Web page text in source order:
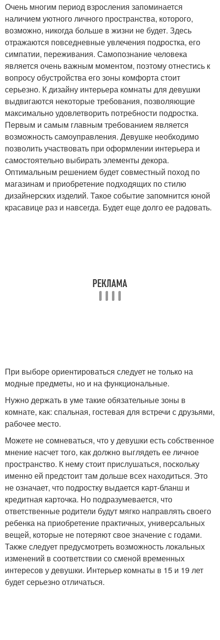
Очень многим период взросления запоминается
наличием уютного личного пространства, которого,
возможно, никогда больше в жизни не будет. Здесь
отражаются повседневные увлечения подростка, его
симпатии, переживания. Самопознание человека
является очень важным моментом, поэтому отнестись к
вопросу обустройства его зоны комфорта стоит
серьезно. К дизайну интерьера комнаты для девушки
выдвигаются некоторые требования, позволяющие
максимально удовлетворить потребности подростка.
Первым и самым главным требованием является
возможность самоуправления. Девушке необходимо
позволить участвовать при оформлении интерьера и
самостоятельно выбирать элементы декора.
Оптимальным решением будет совместный поход по
магазинам и приобретение подходящих по стилю
дизайнерских изделий. Такое событие запомнится юной
красавице раз и навсегда. Будет еще долго ее радовать.
При выборе ориентироваться следует не только на
модные предметы, но и на функциональные.
Нужно держать в уме такие обязательные зоны в
комнате, как: спальная, гостевая для встречи с друзьями,
рабочее место.
Можете не сомневаться, что у девушки есть собственное
мнение насчет того, как должно выглядеть ее личное
пространство. К нему стоит прислушаться, поскольку
именно ей предстоит там дольше всех находиться. Это
не означает, что подростку выдается карт-бланш и
кредитная карточка. Но подразумевается, что
ответственные родители будут мягко направлять своего
ребенка на приобретение практичных, универсальных
вещей, которые не потеряют свое значение с годами.
Также следует предусмотреть возможность локальных
изменений в соответствии со сменой временных
интересов у девушки. Интерьер комнаты в 15 и 19 лет
будет серьезно отличаться.